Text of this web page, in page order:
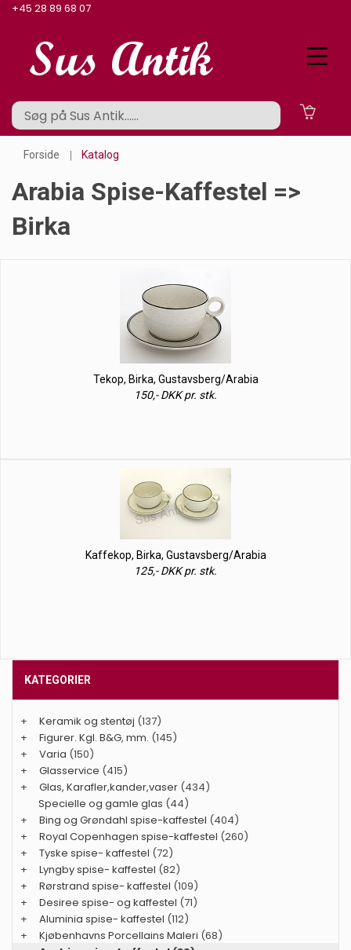
+45 28 89 68 07
Forside Katalog
Arabia Spise-Kaffestel =>
Birka
Tekop, Birka, Gustavsberg/Arabia
150,- DKK pr. stk.
Kaffekop, Birka, Gustavsberg/Arabia
125,- DKK pr. stk.
KATEGORIER
+ Keramik og stentøj (137)
+
Figurer. Kgl. B&G, mm. (145)
+
Varia (150)
+
Glasservice (415)
+
Glas, Karafler,kander,vaser (434)
Specielle og gamle glas (44)
+
Bing og Grøndahl spise-kaffestel (404)
+
Royal Copenhagen spise-kaffestel (260)
+
Tyske spise- kaffestel (72)
+
Lyngby spise- kaffestel (82)
+
Rørstrand spise- kaffestel (109)
+
Desiree spise- og kaffestel (71)
+
Aluminia spise- kaffestel (112)
+
Kjøbenhavns Porcellains Maleri (68)